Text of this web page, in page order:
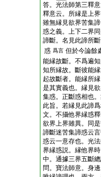
答。光法師第三釋
釋意云。所縁是上
雖無縁見欲界苦集
惑之義。上下二界
諦斷。名見此諦所
惑 爲言 但於今論餘
能縁故斷。不爲遍
知所縁故。斷彼能
起故斷者。能縁所
是其實義也。縁見
集惑。正斷惑相也
此旨。若縁見此諦
文。不攝他界縁惑
欲界上界雖異。同
諦斷迷苦集諦惑云
惑云一意存也。光
界縁惑説。縁他界
中。通據三界五斷
問。寶法師意。身